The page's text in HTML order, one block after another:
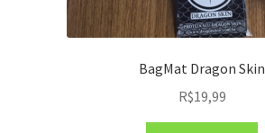
BagMat Dragon Skin
R$19,99